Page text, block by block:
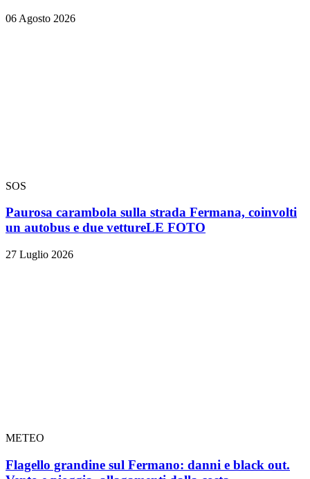
06 Agosto 2026
SOS
Paurosa carambola sulla strada Fermana, coinvolti
un autobus e due vettureLE FOTO
27 Luglio 2026
METEO
Flagello grandine sul Fermano: danni e black out.